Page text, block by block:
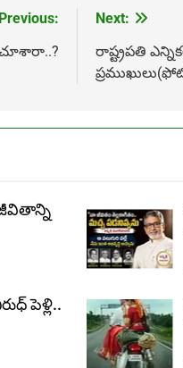
Previous:
Next:
రాష్ట్రపతి
పెళ్లి..